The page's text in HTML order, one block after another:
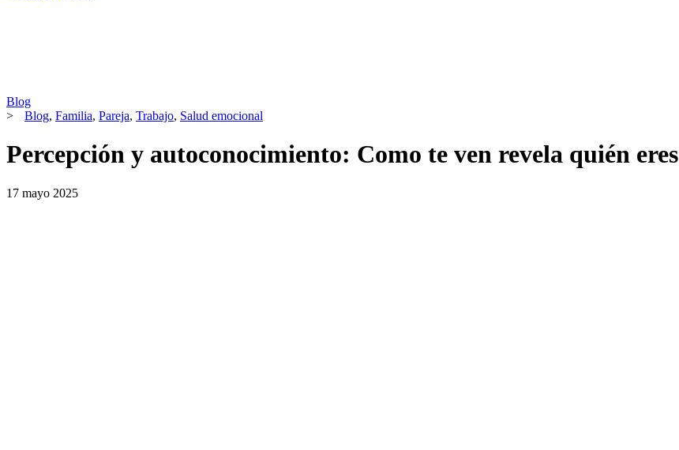
Blog
>
Blog, Familia, Pareja, Trabajo, Salud emocional
Percepción y autoconocimiento: Como te ven revela quién eres
17 mayo 2025